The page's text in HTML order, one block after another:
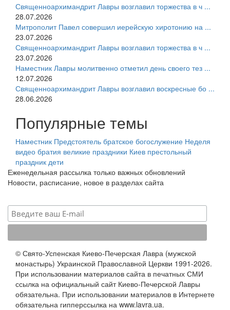
Священноархимандрит Лавры возглавил торжества в ч ...
28.07.2026
Митрополит Павел совершил иерейскую хиротонию на ...
23.07.2026
Священноархимандрит Лавры возглавил торжества в ч ...
23.07.2026
Наместник Лавры молитвенно отметил день своего тез ...
12.07.2026
Священноархимандрит Лавры возглавил воскресные бо ...
28.06.2026
Популярные темы
Наместник Предстоятель братское богослужение Неделя
видео братия великие праздники Киев престольный
праздник дети
Еженедельная рассылка только важных обновлений
Новости, расписание, новое в разделах сайта
© Свято-Успенская Киево-Печерская Лавра (мужской
монастырь) Украинской Православной Церкви 1991-2026.
При использовании материалов сайта в печатных СМИ
ссылка на официальный сайт Киево-Печерской Лавры
обязательна. При использовании материалов в Интернете
обязательна гипперссылка на www.lavra.ua.